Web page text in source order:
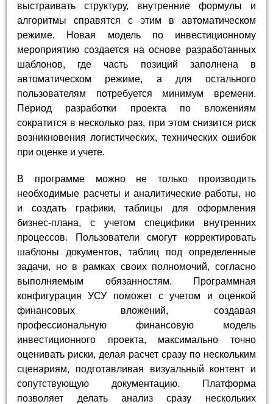
выстраивать структуру, внутренние формулы и
алгоритмы справятся с этим в автоматическом
режиме. Новая модель по инвестиционному
мероприятию создается на основе разработанных
шаблонов, где часть позиций заполнена в
автоматическом режиме, а для остального
пользователям потребуется минимум времени.
Период разработки проекта по вложениям
сократится в несколько раз, при этом снизится риск
возникновения логистических, технических ошибок
при оценке и учете.
В программе можно не только производить
необходимые расчеты и аналитические работы, но
и создать графики, таблицы для оформления
бизнес-плана, с учетом специфики внутренних
процессов. Пользователи смогут корректировать
шаблоны документов, таблиц под определенные
задачи, но в рамках своих полномочий, согласно
выполняемым обязанностям. Программная
конфигурация УСУ поможет с учетом и оценкой
финансовых вложений, создавая
профессиональную финансовую модель
инвестиционного проекта, максимально точно
оценивать риски, делая расчет сразу по нескольким
сценариям, подготавливая визуальный контент и
сопутствующую документацию. Платформа
позволяет делать анализ сразу нескольких